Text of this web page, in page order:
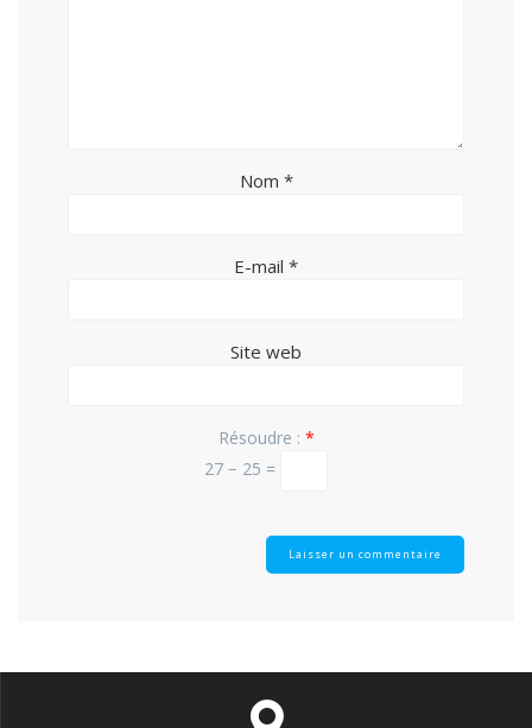
Nom *
E-mail *
Site web
Résoudre : *
27 − 25 =